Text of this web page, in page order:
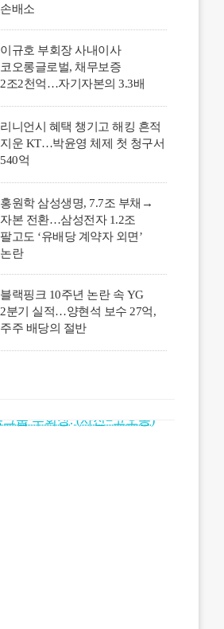
손배소
이규호 부회장 사내이사
코오롱글로벌, 채무보증
2조2천억…자기자본의 3.3배
리니언시 혜택 챙기고 해킹 흔적
지운 KT…박윤영 체제 첫 청구서
540억
홍원학 삼성생명, 7.7조 부채→
자본 전환…삼성전자 1.2조
팔고도 ‘유배당 계약자 외면’
논란
블랙핑크 10주년 논란 속 YG
2분기 실적…양현석 보수 27억,
주주 배당의 절반